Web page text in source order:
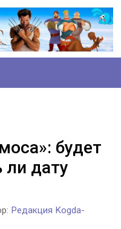
будет
ли дату
Редакция Kogda-